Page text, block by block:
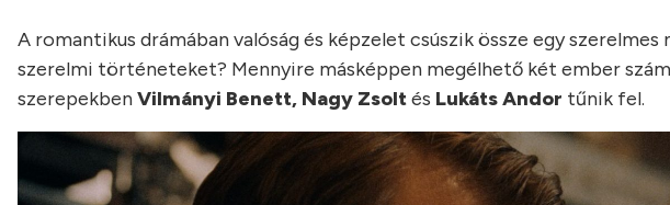
A romantikus drámában valóság és képzelet csúszik össze egy
szerelmi történeteket? Mennyire másképpen megélhető két ember
szerepekbenVilmányi Benett, Nagy Zsoltés Lukáts Andor tűnik fel.